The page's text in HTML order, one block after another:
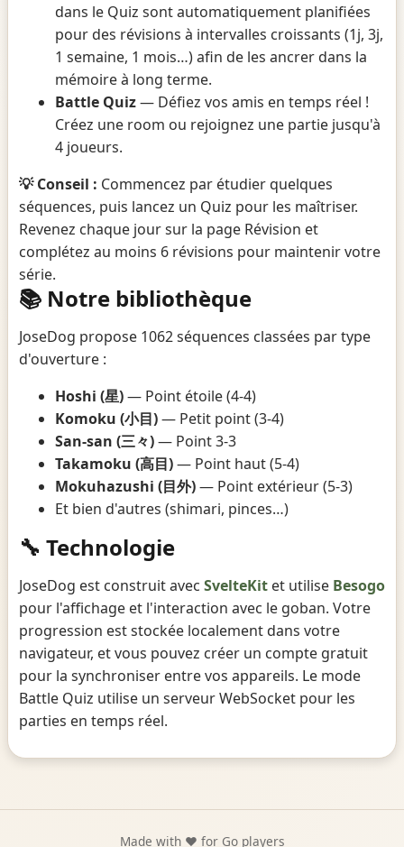
dans le Quiz sont automatiquement planifiées
pour des révisions à intervalles croissants (1j, 3j,
1 semaine, 1 mois…) afin de les ancrer dans la
mémoire à long terme.
Battle Quiz— Défiez vos amis en temps réel !
Créez une room ou rejoignez une partie jusqu'à
4 joueurs.
💡 Conseil : Commencez par étudier quelques
séquences, puis lancez un Quiz pour les maîtriser.
Revenez chaque jour sur la page Révision et
complétez au moins 6 révisions pour maintenir votre
série.
📚 Notre bibliothèque
JoseDog propose 1062 séquences classées par type
d'ouverture :
Hoshi (星)— Point étoile (4-4)
Komoku (小目)— Petit point (3-4)
San-san (三々)— Point 3-3
Takamoku (高目)— Point haut (5-4)
Mokuhazushi (目外)— Point extérieur (5-3)
Et bien d'autres (shimari, pinces…)
🔧 Technologie
JoseDog est construit avec SvelteKit et utilise Besogo
pour l'affichage et l'interaction avec le goban. Votre
progression est stockée localement dans votre
navigateur, et vous pouvez créer un compte gratuit
pour la synchroniser entre vos appareils. Le mode
Battle Quiz utilise un serveur WebSocket pour les
parties en temps réel.
Made with ❤️ for Go players